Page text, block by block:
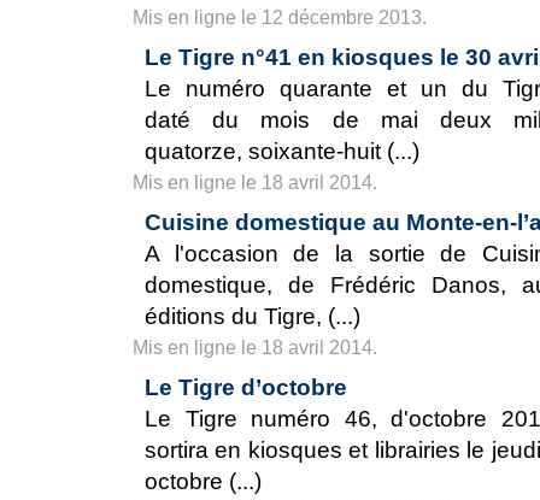
Mis en ligne le 12 décembre 2013.
Le Tigre n°41 en kiosques le 30
Le numéro quarante et un du
daté du mois de mai deux
quatorze, soixante-huit (...)
Mis en ligne le 18 avril 2014.
Cuisine domestique au Monte-en-
A l'occasion de la sortie de
domestique, de Frédéric Danos,
éditions du Tigre, (...)
Mis en ligne le 18 avril 2014.
Le Tigre d’octobre
Le Tigre numéro 46, d'octobre
sortira en kiosques et librairies le
octobre (...)